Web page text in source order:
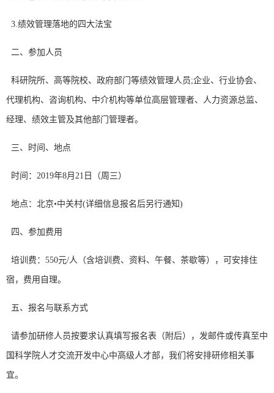
3.绩效管理落地的四大法宝
二、参加人员
科研院所、高等院校、政府部门等绩效管理人员;企业、行业协会、
代理机构、咨询机构、中介机构等单位高层管理者、人力资源总监、
经理、绩效主管及其他部门管理者。
三、时间、地点
时间：2019年8月21日（周三）
地点：北京•中关村(详细信息报名后另行通知)
四、参加费用
培训费：550元/人（含培训费、资料、午餐、茶歇等），可安排住
宿，费用自理。
五、报名与联系方式
请参加研修人员按要求认真填写报名表（附后），发邮件或传真至中
国科学院人才交流开发中心中高级人才部，我们将安排研修相关事
宜。